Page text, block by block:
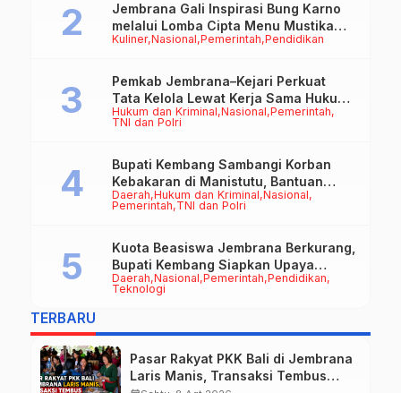
Kuliner Nasional Pemerintah Pendidikan
Jembrana Gali Inspirasi Bung Karno
melalui Lomba Cipta Menu Mustika
Rasa
Hukum dan Kriminal Nasional Pemerintah
TNI dan Polri
Pemkab Jembrana–Kejari Perkuat
Tata Kelola Lewat Kerja Sama Hukum
Datun
Daerah Hukum dan Kriminal Nasional
Pemerintah TNI dan Polri
Bupati Kembang Sambangi Korban
Kebakaran di Manistutu, Bantuan
Disalurkan untuk Ringankan Beban
Daerah Nasional Pemerintah Pendidikan
Teknologi
Kuota Beasiswa Jembrana Berkurang,
Bupati Kembang Siapkan Upaya
Penambahan di Tahap II
TERBARU
Pasar Rakyat PKK Bali di Jembrana
Laris Manis, Transaksi Tembus